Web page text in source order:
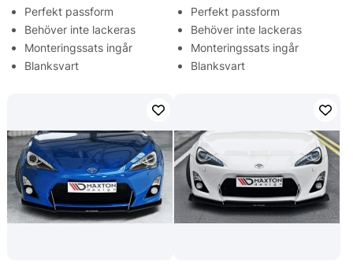
Perfekt passform
Behöver inte lackeras
Monteringssats ingår
Blanksvart
Perfekt passform
Behöver inte lackeras
Monteringssats ingår
Blanksvart